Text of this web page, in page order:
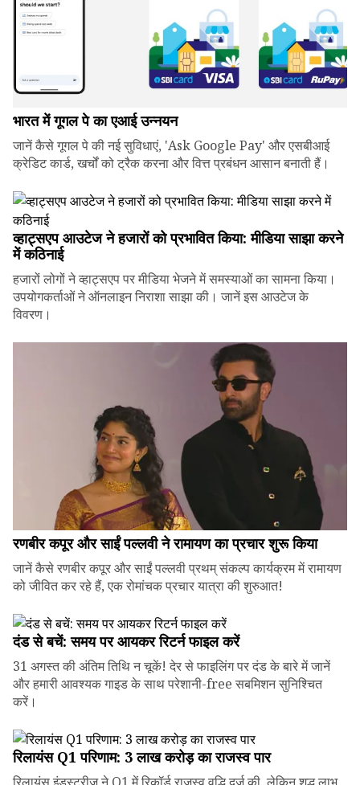
भारत में गूगल पे का एआई उन्नयन
जानें कैसे गूगल पे की नई सुविधाएं, 'Ask Google Pay' और एसबीआई
क्रेडिट कार्ड, खर्चों को ट्रैक करना और वित्त प्रबंधन आसान बनाती हैं।
व्हाट्सएप आउटेज ने हजारों को प्रभावित किया: मीडिया साझा करने
में कठिनाई
हजारों लोगों ने व्हाट्सएप पर मीडिया भेजने में समस्याओं का सामना किया।
उपयोगकर्ताओं ने ऑनलाइन निराशा साझा की। जानें इस आउटेज के
विवरण।
रणबीर कपूर और साईं पल्लवी ने रामायण का प्रचार शुरू किया
जानें कैसे रणबीर कपूर और साईं पल्लवी प्रथम् संकल्प कार्यक्रम में रामायण
को जीवित कर रहे हैं, एक रोमांचक प्रचार यात्रा की शुरुआत!
दंड से बचें: समय पर आयकर रिटर्न फाइल करें
31 अगस्त की अंतिम तिथि न चूकें! देर से फाइलिंग पर दंड के बारे में जानें
और हमारी आवश्यक गाइड के साथ परेशानी-free सबमिशन सुनिश्चित
करें।
रिलायंस Q1 परिणाम: ₹3 लाख करोड़ का राजस्व पार